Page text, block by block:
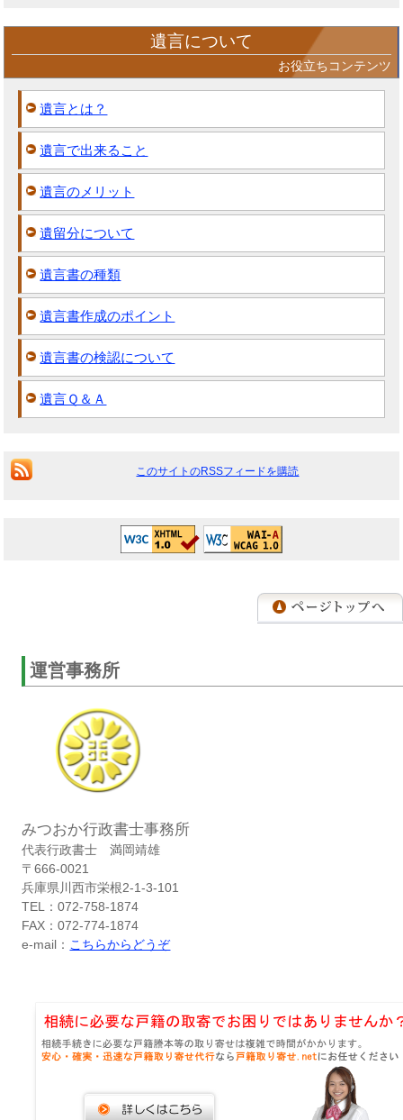
遺言について
お役立ちコンテンツ
遺言とは？
遺言で出来ること
遺言のメリット
遺留分について
遺言書の種類
遺言書作成のポイント
遺言書の検認について
遺言Ｑ＆Ａ
このサイトのRSSフィードを購読
運営事務所
みつおか行政書士事務所
代表行政書士 満岡靖雄
〒666-0021
兵庫県川西市栄根2-1-3-101
TEL：072-758-1874
FAX：072-774-1874
e-mail： こちらからどうぞ